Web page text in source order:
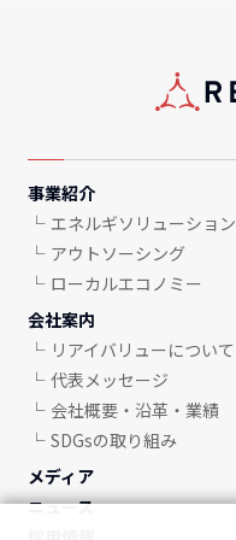
事業紹介
エネルギソリューション
アウトソーシング
ローカルエコノミー
会社案内
リアイバリューについて
代表メッセージ
会社概要・沿革・業績
SDGsの取り組み
メディア
ニュース